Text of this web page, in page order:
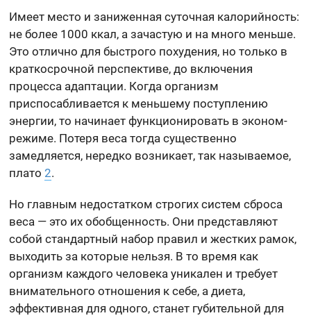
Имеет место и заниженная суточная калорийность:
не более 1000 ккал, а зачастую и на много меньше.
Это отлично для быстрого похудения, но только в
краткосрочной перспективе, до включения
процесса адаптации. Когда организм
приспосабливается к меньшему поступлению
энергии, то начинает функционировать в эконом-
режиме. Потеря веса тогда существенно
замедляется, нередко возникает, так называемое,
плато2.
Но главным недостатком строгих систем сброса
веса — это их обобщенность. Они представляют
собой стандартный набор правил и жестких рамок,
выходить за которые нельзя. В то время как
организм каждого человека уникален и требует
внимательного отношения к себе, а диета,
эффективная для одного, станет губительной для